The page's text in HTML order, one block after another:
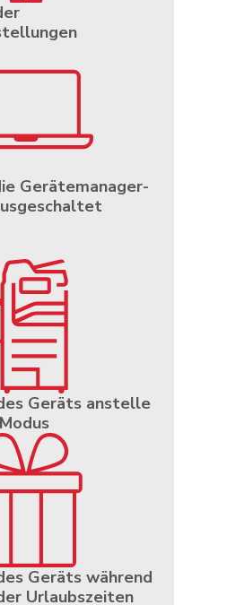
Gerätemanager-
Geräts anstelle
Geräts während
Urlaubszeiten